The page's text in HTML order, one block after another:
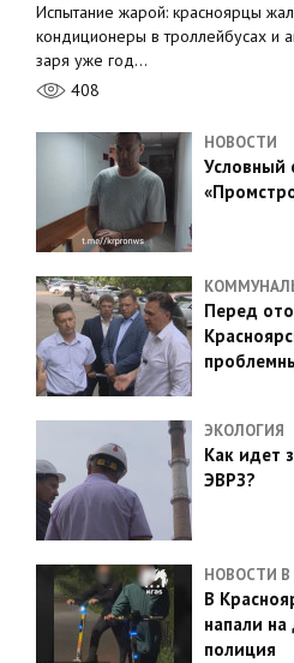
Испытание жарой: красноярцы
кондиционеры в троллейбусах и
заря уже год…
408
НОВОСТИ
Условный
Перед
ЭКОЛОГИЯ
Как идет
ЭВРЗ?
НОВОСТИ В
В
напали
полиция